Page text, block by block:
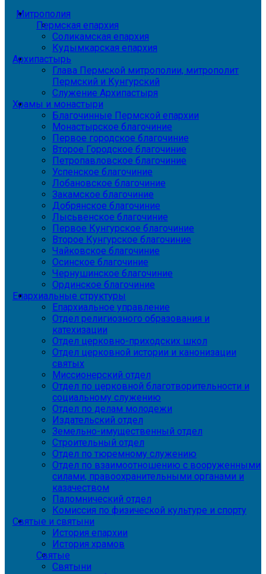
Митрополия
Пермская епархия
Соликамская епархия
Кудымкарская епархия
Архипастырь
Глава Пермской митрополии, митрополит
Пермский и Кунгурский
Служение Архипастыря
Храмы и монастыри
Благочинные Пермской епархии
Монастырское благочиние
Первое городское благочиние
Второе Городское благочиние
Петропавловское благочиние
Успенское благочиние
Лобановское благочиние
Закамское благочиние
Добрянское благочиние
Лысьвенское благочиние
Первое Кунгурское благочиние
Второе Кунгурское благочиние
Чайковское благочиние
Осинское благочиние
Чернушинское благочиние
Ординское благочиние
Епархиальные структуры
Епархиальное управление
Отдел религиозного образования и
катехизации
Отдел церковно-приходских школ
Отдел церковной истории и канонизации
святых
Миссионерский отдел
Отдел по церковной благотворительности и
социальному служению
Отдел по делам молодежи
Издательский отдел
Земельно-имущественный отдел
Строительный отдел
Отдел по тюремному служению
Отдел по взаимоотношению с вооруженными
силами, правоохранительными органами и
казачеством
Паломнический отдел
Комиссия по физической культуре и спорту
Святые и святыни
История епархии
История храмов
Святые
Святыни